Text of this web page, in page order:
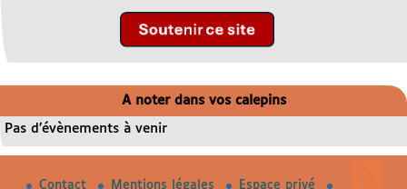
A noter dans vos calepins
Pas d’évènements à venir
Contact Mentions légales Espace privé